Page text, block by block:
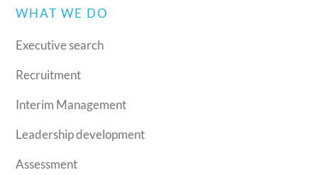
WHAT WE DO
Executive search
Recruitment
Interim Management
Leadership development
Assessment